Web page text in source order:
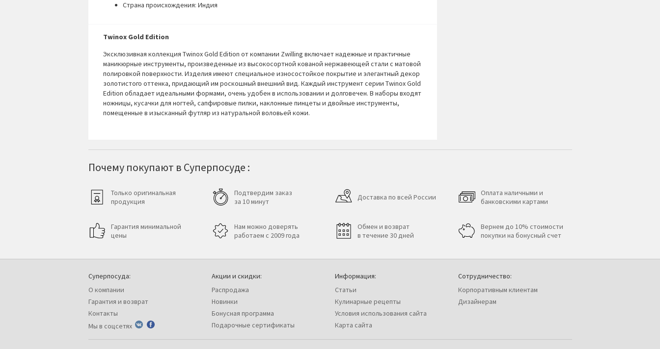
Страна происхождения: Индия
Twinox Gold Edition
Эксклюзивная коллекция Twinox Gold Edition от компании Zwilling включает надежные и практичные
маникюрные инструменты, произведенные из высокосортной кованой нержавеющей стали с матовой
полировкой поверхности. Изделия имеют специальное износостойкое покрытие и элегантный декор
золотистого оттенка, придающий им роскошный внешний вид. Каждый инструмент серии Twinox Gold
Edition обладает идеальными формами, очень удобен в использовании и долговечен. В наборы входят
ножницы, кусачки для ногтей, сапфировые пилки, наклонные пинцеты и двойные инструменты,
помещенные в изысканный футляр из натуральной воловьей кожи.
Почему покупают в Суперпосуде :
Только оригинальная
продукция
Гарантия минимальной
цены
Подтвердим заказ
за 10 минут
Нам можно доверять
работаем с 2009 года
Доставка по всей России
Обмен и возврат
в течение 30 дней
Оплата наличными и
банковскими картами
Вернем до 10% стоимости
покупки на бонусный счет
Суперпосуда:
О компании
Гарантия и возврат
Контакты
Мы в соцсетях
Акции и скидки:
Распродажа
Новинки
Бонусная программа
Подарочные сертификаты
Информация:
Статьи
Кулинарные рецепты
Условия использования сайта
Карта сайта
Сотрудничество:
Корпоративным клиентам
Дизайнерам